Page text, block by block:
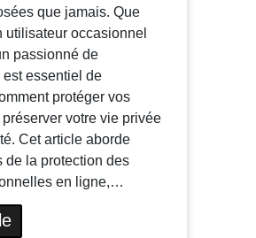
que jamais. Que
utilisateur occasionnel
passionné de
essentiel de
protéger vos
votre vie privée
Cet article aborde
de la protection des
en ligne,…